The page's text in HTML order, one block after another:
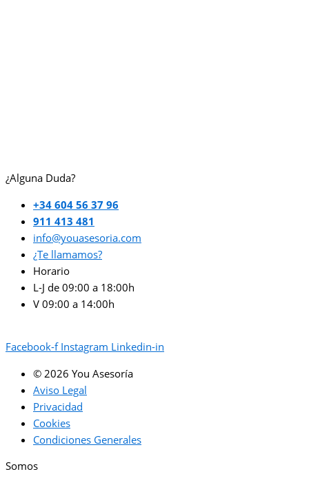
¿Alguna Duda?
+34 604 56 37 96
911 413 481
info@youasesoria.com
¿Te llamamos?
Horario
L-J de 09:00 a 18:00h
V 09:00 a 14:00h
Facebook-f Instagram Linkedin-in
© 2026 You Asesoría
Aviso Legal
Privacidad
Cookies
Condiciones Generales
Somos